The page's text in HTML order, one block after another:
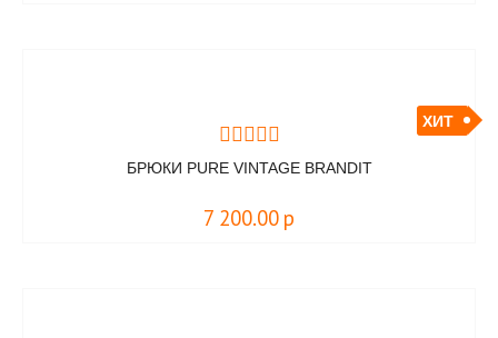
ХИТ
БРЮКИ PURE VINTAGE BRANDIT
7 200.00 р